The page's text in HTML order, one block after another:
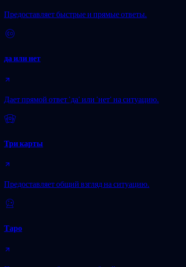
Предоставляет быстрые и прямые ответы.
да или нет
Дает прямой ответ 'да' или 'нет' на ситуацию.
Три карты
Предоставляет общий взгляд на ситуацию.
Таро